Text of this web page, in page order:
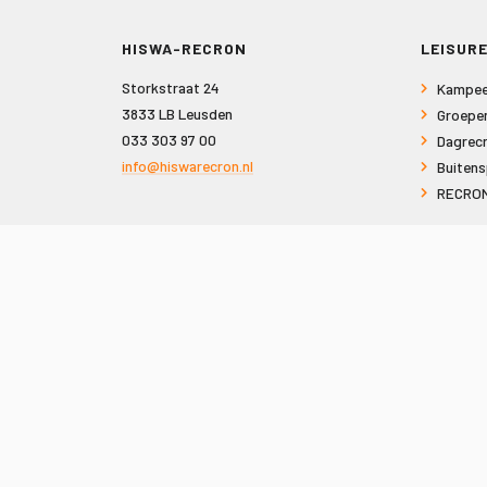
HISWA-RECRON
Storkstraat 24
3833 LB Leusden
033 303 97 00
info@hiswarecron.nl